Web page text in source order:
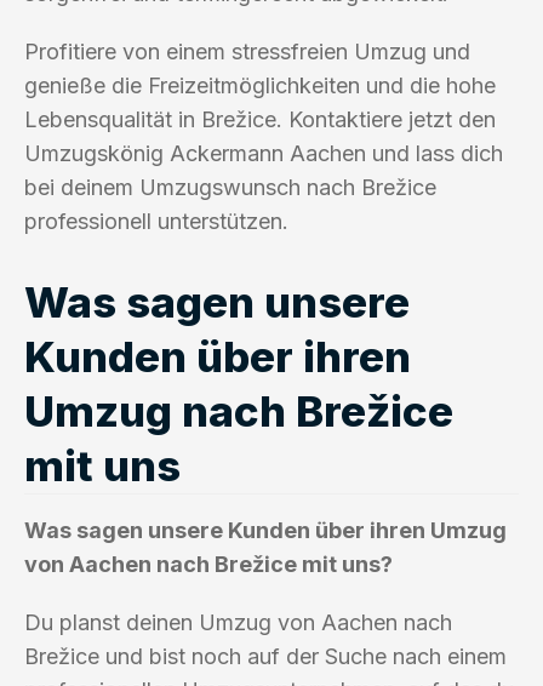
Profitiere von einem stressfreien Umzug und
genieße die Freizeitmöglichkeiten und die hohe
Lebensqualität in Brežice. Kontaktiere jetzt den
Umzugskönig Ackermann Aachen und lass dich
bei deinem Umzugswunsch nach Brežice
professionell unterstützen.
Was sagen unsere
Kunden über ihren
Umzug nach Brežice
mit uns
Was sagen unsere Kunden über ihren Umzug
von Aachen nach Brežice mit uns?
Du planst deinen Umzug von Aachen nach
Brežice und bist noch auf der Suche nach einem